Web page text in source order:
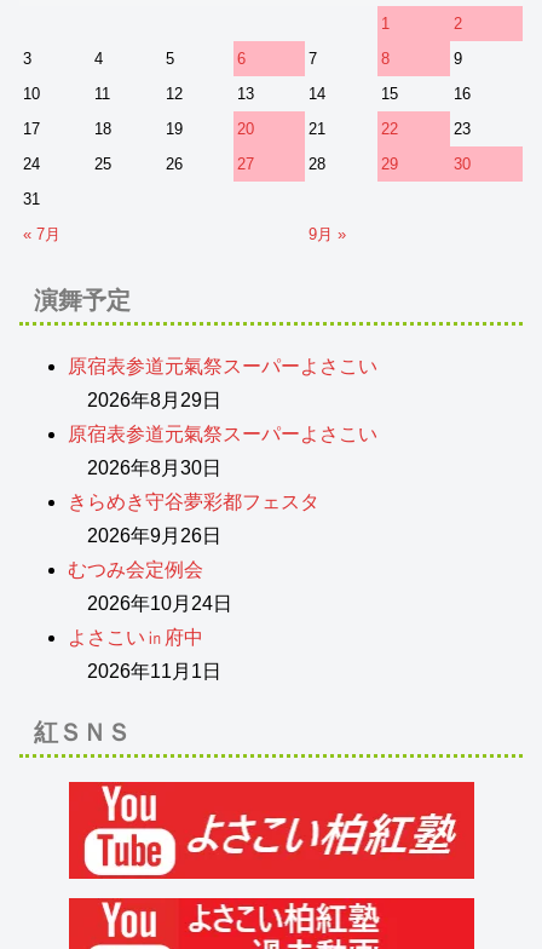
1
2
3
4 5 6 7 8
9
10
11 12 13 14 15
16
17
18 19 20 21 22
23
24
25 26 27 28 29
30
31
« 7月
9月 »
演舞予定
原宿表参道元氣祭スーパーよさこい
2026年8月29日
原宿表参道元氣祭スーパーよさこい
2026年8月30日
きらめき守谷夢彩都フェスタ
2026年9月26日
むつみ会定例会
2026年10月24日
よさこい㏌府中
2026年11月1日
紅ＳＮＳ